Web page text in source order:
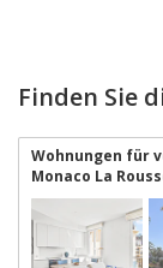
Finden Sie
Wohnungen für
Monaco La
Roman